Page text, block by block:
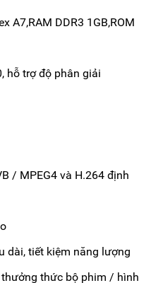
A7,RAM DDR3 1GB,ROM
hỗ trợ độ phân giải
/ MPEG4 và H.264 định
dài, tiết kiệm năng lượng
thức bộ phim / hình